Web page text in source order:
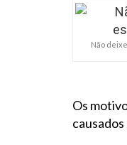
Não
Os